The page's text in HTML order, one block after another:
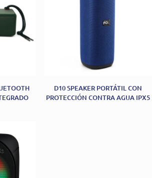
D10 SPEAKER PORTÁTIL CON
PROTECCIÓN CONTRA AGUA IPX5